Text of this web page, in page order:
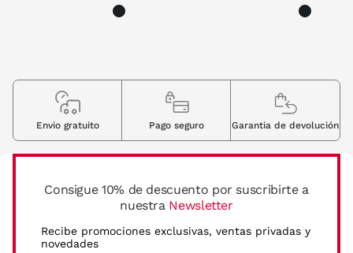
Consigue 10% de descuento por suscribirte a
nuestra Newsletter
Recibe promociones exclusivas, ventas privadas y
novedades
Envio gratuito Pago seguro Garantia de devolución